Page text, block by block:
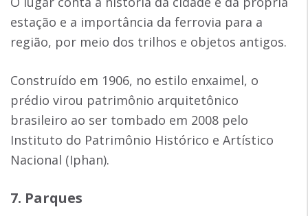
estação e a importância da ferrovia para a
região, por meio dos trilhos e objetos antigos.
Construído em 1906, no estilo enxaimel, o
prédio virou patrimônio arquitetônico
brasileiro ao ser tombado em 2008 pelo
Instituto do Patrimônio Histórico e Artístico
Nacional (Iphan).
7. Parques